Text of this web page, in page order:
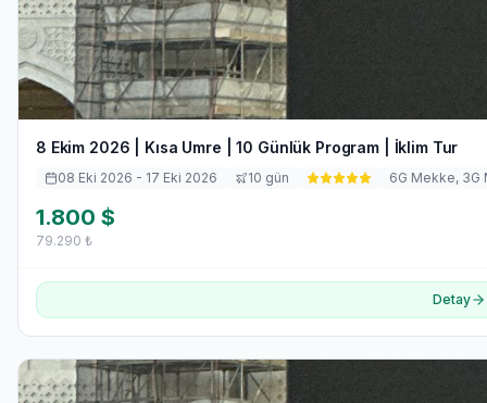
8 Ekim 2026 | Kısa Umre | 10 Günlük Program | İklim Tur
08 Eki 2026 - 17 Eki 2026 10 gün 6G Mekke, 3G
1.800 $
79.290 ₺
Detay